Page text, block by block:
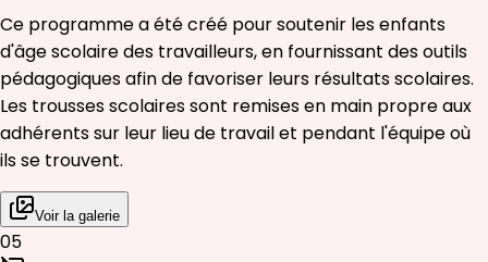
Ce programme a été créé pour soutenir les enfants
d'âge scolaire des travailleurs, en fournissant des outils
pédagogiques afin de favoriser leurs résultats scolaires.
Les trousses scolaires sont remises en main propre aux
adhérents sur leur lieu de travail et pendant l'équipe où
ils se trouvent.
Voir la galerie
05